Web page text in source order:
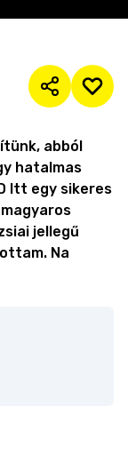
abból
hatalmas
Itt egy sikeres
jellegű
Na